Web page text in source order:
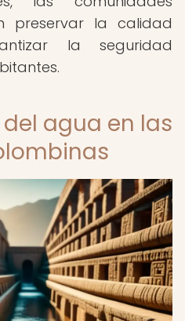
preservar la calidad
la seguridad
agua en las